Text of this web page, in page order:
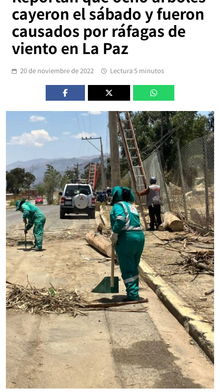
cayeron el sábado y fueron
causados por ráfagas de
viento en La Paz
20 de noviembre de 2022 Lectura 5 minutos